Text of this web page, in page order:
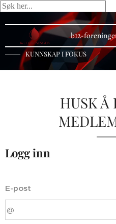
b12-
KUNNSKAP I FOKUS
HUSK Å
Logg inn
E-post